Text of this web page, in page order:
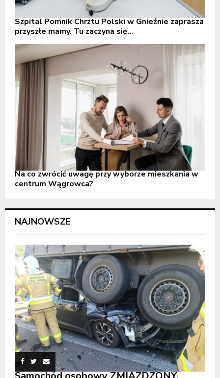
Szpital Pomnik Chrztu Polski w Gnieźnie zaprasza
przyszłe mamy. Tu zaczyna się...
Na co zwrócić uwagę przy wyborze mieszkania w
centrum Wągrowca?
NAJNOWSZE